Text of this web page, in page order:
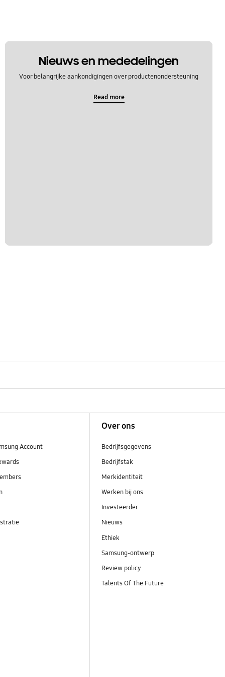
Nieuws en mededelingen
Voor belangrijke aankondigingen over productenondersteuning
Read more
Account
Over ons
Bedrijfsgegevens
Bedrijfstak
Merkidentiteit
Werken bij ons
Investeerder
Nieuws
Ethiek
Samsung-ontwerp
Review policy
Talents Of The Future